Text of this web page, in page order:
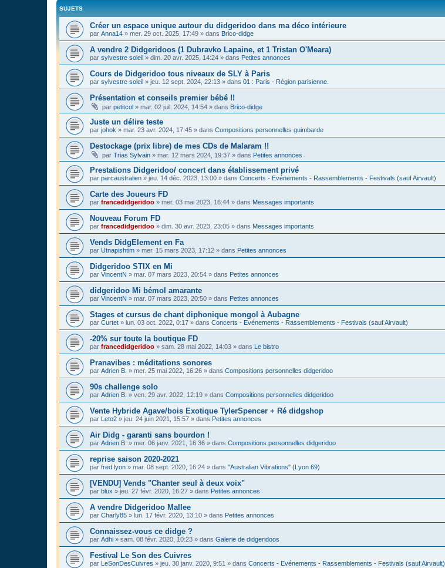
SUJETS
Créer un espace unique autour du didgeridoo dans ma déco intérieure
par Anna14 » mer. 29 oct. 2025, 17:49 » dans Brico-didge
A vendre 2 Didgeridoos (1 Dubravko Lapaine, et 1 Tristan O'Meara)
par sylvestre soleil » dim. 20 avr. 2025, 14:24 » dans Petites annonces
Cours de Didgeridoo tous niveaux de SLY à Paris
par sylvestre soleil » jeu. 12 sept. 2024, 22:13 » dans 01 : Paris - Région parisienne.
Présentation et conseils premier bébé !!
par petitcol » mar. 02 juil. 2024, 14:54 » dans Brico-didge
Juste un délire teste
par johok » mar. 23 avr. 2024, 17:45 » dans Compositions personnelles guimbarde
Destockage (prix libre) de mes CDs de Malaram !!
par Trias Sylvain » mar. 12 mars 2024, 19:37 » dans Petites annonces
Prestations Didgeridoo/ concert dans établissement privé
par parcaustralien » jeu. 14 déc. 2023, 13:00 » dans Concerts - Evénements - Rassemblements - Festivals (sauf Airvault)
Carte des Joueurs FD
par francedidgeridoo » mer. 03 mai 2023, 16:44 » dans Messages importants
Nouveau Forum FD
par francedidgeridoo » dim. 30 avr. 2023, 23:05 » dans Messages importants
Vends DidgElement en Fa
par Utnapishtim » mer. 15 mars 2023, 17:12 » dans Petites annonces
Didgeridoo STIX en Mi
par VincentN » mar. 07 mars 2023, 20:54 » dans Petites annonces
didgeridoo Mi bémol amarante
par VincentN » mar. 07 mars 2023, 20:50 » dans Petites annonces
Stages et cursus de chant diphonique mongol à Aubagne
par Curtet » lun. 03 oct. 2022, 0:17 » dans Concerts - Evénements - Rassemblements - Festivals (sauf Airvault)
-20% sur toute la boutique FD
par francedidgeridoo » sam. 28 mai 2022, 14:03 » dans Le bistro
Pranavibes : méditations sonores
par Adrien B. » mer. 25 mai 2022, 16:26 » dans Compositions personnelles didgeridoo
90s challenge solo
par Adrien B. » ven. 29 avr. 2022, 12:19 » dans Compositions personnelles didgeridoo
Vente Hybride Agave/bois Exotique TylerSpencer + Ré didgshop
par Leto2 » jeu. 24 juin 2021, 15:57 » dans Petites annonces
Air Didg - garanti sans bourdon !
par Adrien B. » mer. 06 janv. 2021, 16:36 » dans Compositions personnelles didgeridoo
reprise saison 2020-2021
par fred lyon » mar. 08 sept. 2020, 16:24 » dans "Australian Vibrations" (Lyon 69)
[VENDU] Vends "Chanter seul à deux voix"
par blux » jeu. 27 févr. 2020, 16:27 » dans Petites annonces
A vendre Didgeridoo Mallee
par Charly85 » lun. 17 févr. 2020, 13:10 » dans Petites annonces
Connaissez-vous ce didge ?
par Adhi » sam. 08 févr. 2020, 10:23 » dans Galerie de didgeridoos
Festival Le Son des Cuivres
par LeSonDesCuivres » jeu. 30 janv. 2020, 9:51 » dans Concerts - Evénements - Rassemblements - Festivals (sauf Airvault)